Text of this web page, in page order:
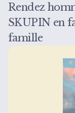
Rendez
SKUPIN en
famille